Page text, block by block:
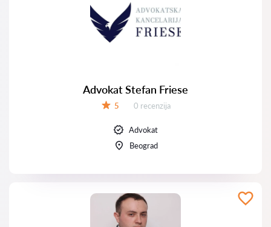
Advokat Stefan Friese
5 Recenzija:
0 recenzija
Advokat
Beograd